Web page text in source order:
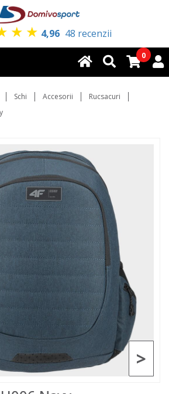
★ ★ 4,96 48 recenzii
0
Schi Accesorii
Rucsacuri
>